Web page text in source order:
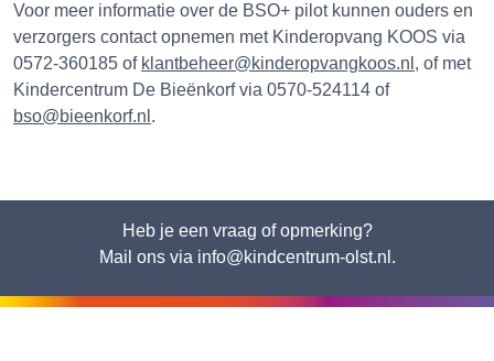
Voor meer informatie over de BSO+ pilot kunnen ouders en
verzorgers contact opnemen met Kinderopvang KOOS via
0572-360185 of klantbeheer@kinderopvangkoos.nl , of met
Kindercentrum De Bieënkorf via 0570-524114 of
bso@bieenkorf.nl .
Heb je een vraag of opmerking?
Mail ons via info@kindcentrum-olst.nl.